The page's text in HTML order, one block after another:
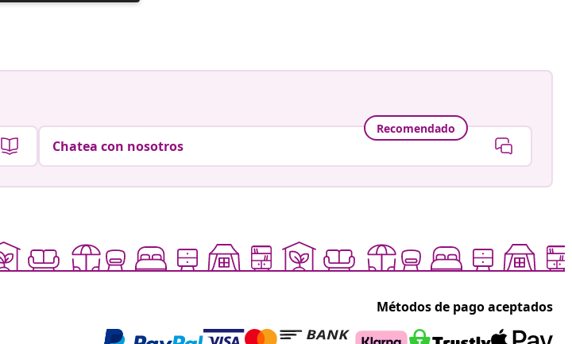
Recomendado
Chatea con nosotros
Métodos de pago aceptados